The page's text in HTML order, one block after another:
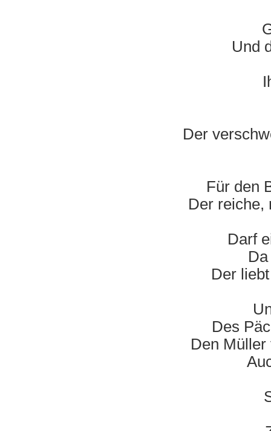
Und
Der
Für den
Der reiche,
Darf
Der
Des
Den Müller